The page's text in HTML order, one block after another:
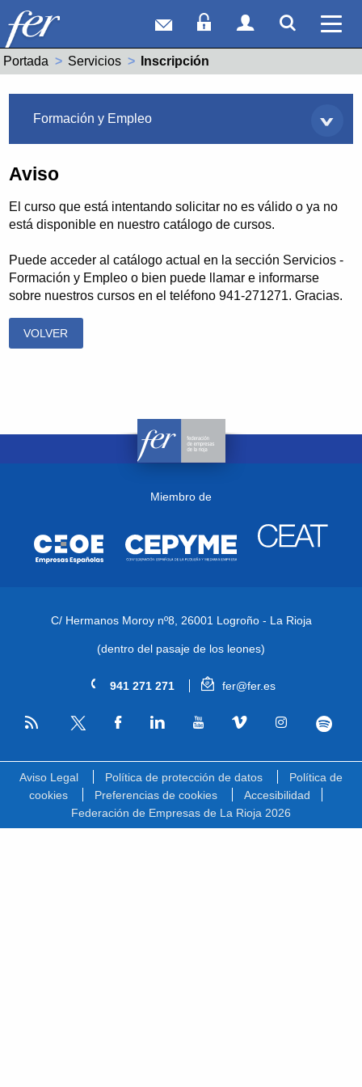
Correo webAcceso Socios
Acceso
Portada Servicios Actual:
Inscripción
Formación y Empleo
Aviso
El curso que está intentando solicitar no es válido o ya no
está disponible en nuestro catálogo de cursos.
Puede acceder al catálogo actual en la sección Servicios -
Formación y Empleo o bien puede llamar e informarse
sobre nuestros cursos en el teléfono 941-271271. Gracias.
VOLVER
Miembro de
C/ Hermanos Moroy nº8, 26001 Logroño - La Rioja
(dentro del pasaje de los leones)
941 271 271 fer@fer.es
RSS
Aviso Legal Política de protección de datos
Política de
cookies
Preferencias de cookies
Accesibilidad
Federación de Empresas de La Rioja 2026